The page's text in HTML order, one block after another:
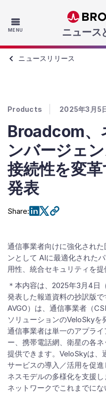
MENU ニュース
ニュースリリース
Products 2025年3月5
Broadcom、
ンバージェン
接続性を変
発表
Share:
通信事業者向けに強化され
ンとして AIに最適化された
用性、統合セキュリティを提
＊本内容は、2025年3月4日
発表した報道資料の抄訳版
AVGO）は、通信事業者（
ソリューションのVeloSkyを
通信事業者は単一のアプラ
ー、携帯電話網、衛星の各
提供できます。VeloSkyは、
サービスの導入／活用を促
ネスモデルの多様化を支援
ネットワークでこれまでに